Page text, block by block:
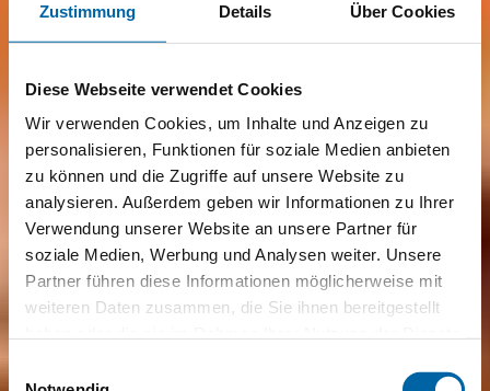
Zustimmung Details Über Cookies
Diese Webseite verwendet Cookies
Wir verwenden Cookies, um Inhalte und Anzeigen zu
personalisieren, Funktionen für soziale Medien anbieten
zu können und die Zugriffe auf unsere Website zu
analysieren. Außerdem geben wir Informationen zu Ihrer
Verwendung unserer Website an unsere Partner für
soziale Medien, Werbung und Analysen weiter. Unsere
Partner führen diese Informationen möglicherweise mit
weiteren Daten zusammen, die Sie ihnen bereitgestellt
Einwilligungsauswahl